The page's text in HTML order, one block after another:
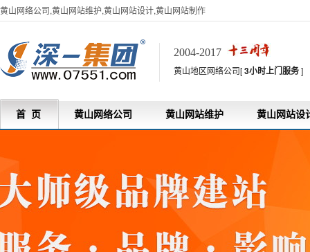
黄山网络公司,黄山网站维护,黄山网站设计,黄山网站制作
2004-2017
黄山地区网络公司[3小时上门服务]
首 页 黄山网络公司 黄山网站维护 黄山网站设